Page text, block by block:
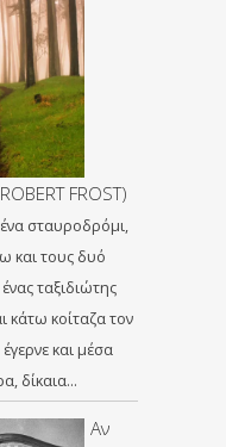
FROST)
ένα σταυροδρόμι,
και τους δυό
ταξιδιώτης
κάτω κοίταζα τον
και μέσα
δίκαια…
Αν